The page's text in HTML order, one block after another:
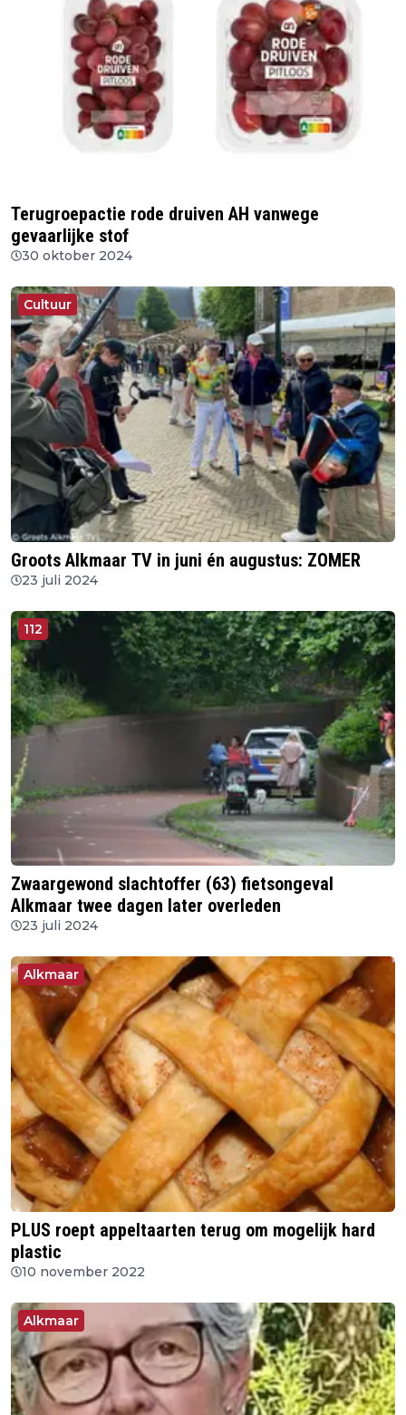
Terugroepactie rode druiven AH vanwege
gevaarlijke stof
30 oktober 2024
Cultuur
Groots Alkmaar TV in juni én augustus: ZOMER
23 juli 2024
112
Zwaargewond slachtoffer (63) fietsongeval
Alkmaar twee dagen later overleden
23 juli 2024
Alkmaar
PLUS roept appeltaarten terug om mogelijk hard
plastic
10 november 2022
Alkmaar